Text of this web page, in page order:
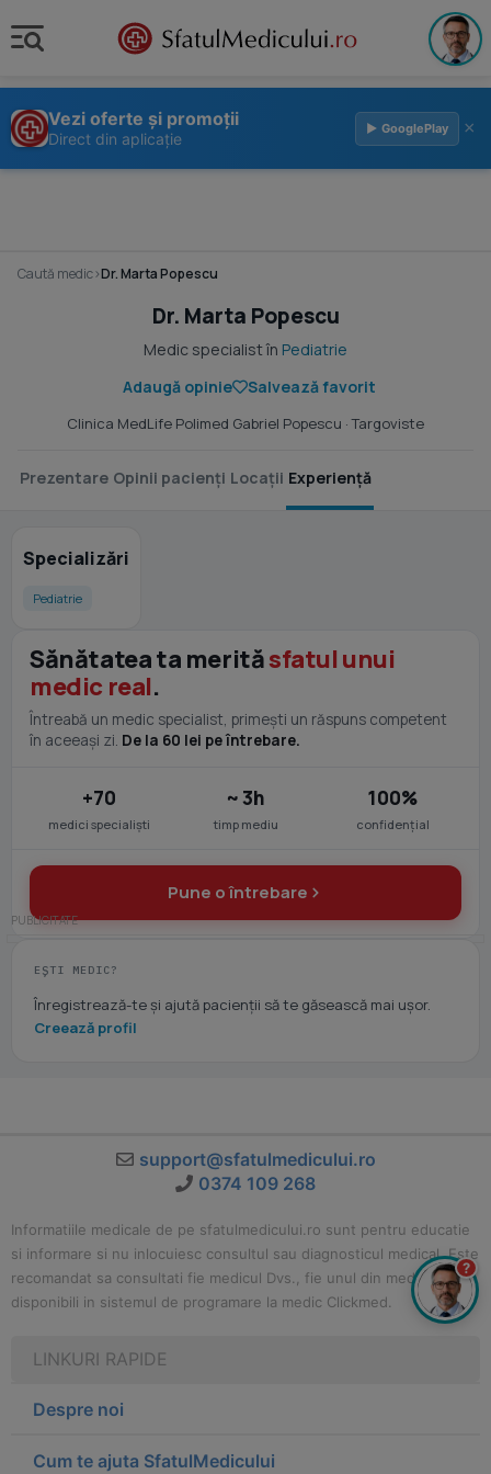
Vezi oferte și promoții
Direct din aplicație
▶ GooglePlay ×
Caută medic›Dr. Marta Popescu
Dr. Marta Popescu
Medic specialist în Pediatrie
Adaugă opinie
Salvează favorit
Clinica MedLife Polimed Gabriel Popescu · Targoviste
Prezentare Opinii pacienți Locații Experiență
Specializări
Pediatrie
Sănătatea ta merităsfatul unui
medic real.
Întreabă un medic specialist, primești un răspuns competent
în aceeași zi. De la 60 lei pe întrebare.
+70
medici specialiști
~ 3h
timp mediu
100%
confidențial
Pune o întrebare
EȘTI MEDIC?
Înregistrează-te și ajută pacienții să te găsească mai ușor.
Creează profil
support@sfatulmedicului.ro
0374 109 268
Informatiile medicale de pe sfatulmedicului.ro sunt pentru educatie
si informare si nu inlocuiesc consultul sau diagnosticul medical. Este
recomandat sa consultati fie medicul Dvs., fie unul din medicii
disponibili in sistemul de programare la medic Clickmed.
LINKURI RAPIDE
Despre noi
Cum te ajuta SfatulMedicului
?